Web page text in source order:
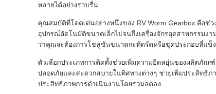
หลายได้อย่างราบรื่น
คุณสมบัติที่โดดเด่นอย่างหนึ่งของ RV Worm Gearbox คือช่
อุปกรณ์อัตโนมัติขนาดเล็กไปจนถึงเครื่องจักรอุตสาหกรรมง
ว่าคุณจะต้องการโซลูชันขนาดกะทัดรัดหรือชุดประกอบที่แข็
ตัวเลือกประเภทการติดตั้งช่วยเพิ่มความยืดหยุ่นของผลิตภัณ
ปลอดภัยและสะดวกสบายในทิศทางต่างๆ ช่วยเพิ่มประสิทธิ
ประสิทธิภาพการดำเนินงานโดยรวมลดลง